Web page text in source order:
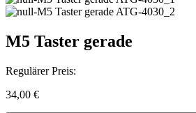
M5 Taster gerade
Regulärer Preis:
34,00 €